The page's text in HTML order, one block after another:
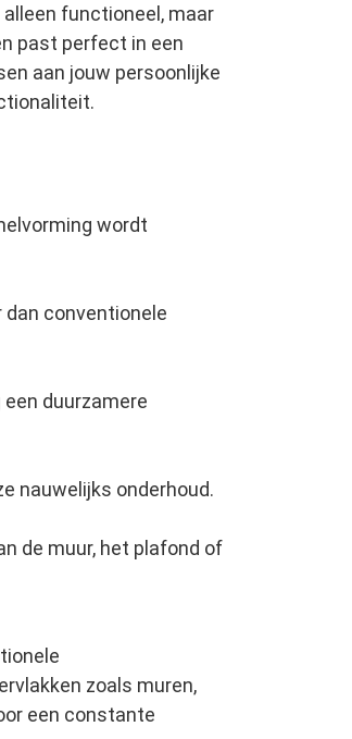
functioneel, maar
past perfect in een
aan jouw persoonlijke
wordt
conventionele
duurzamere
nauwelijks onderhoud.
de muur, het plafond of
zoals muren,
een constante